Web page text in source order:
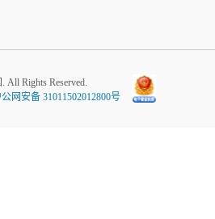
All Rights Reserved.
网安备 31011502012800号